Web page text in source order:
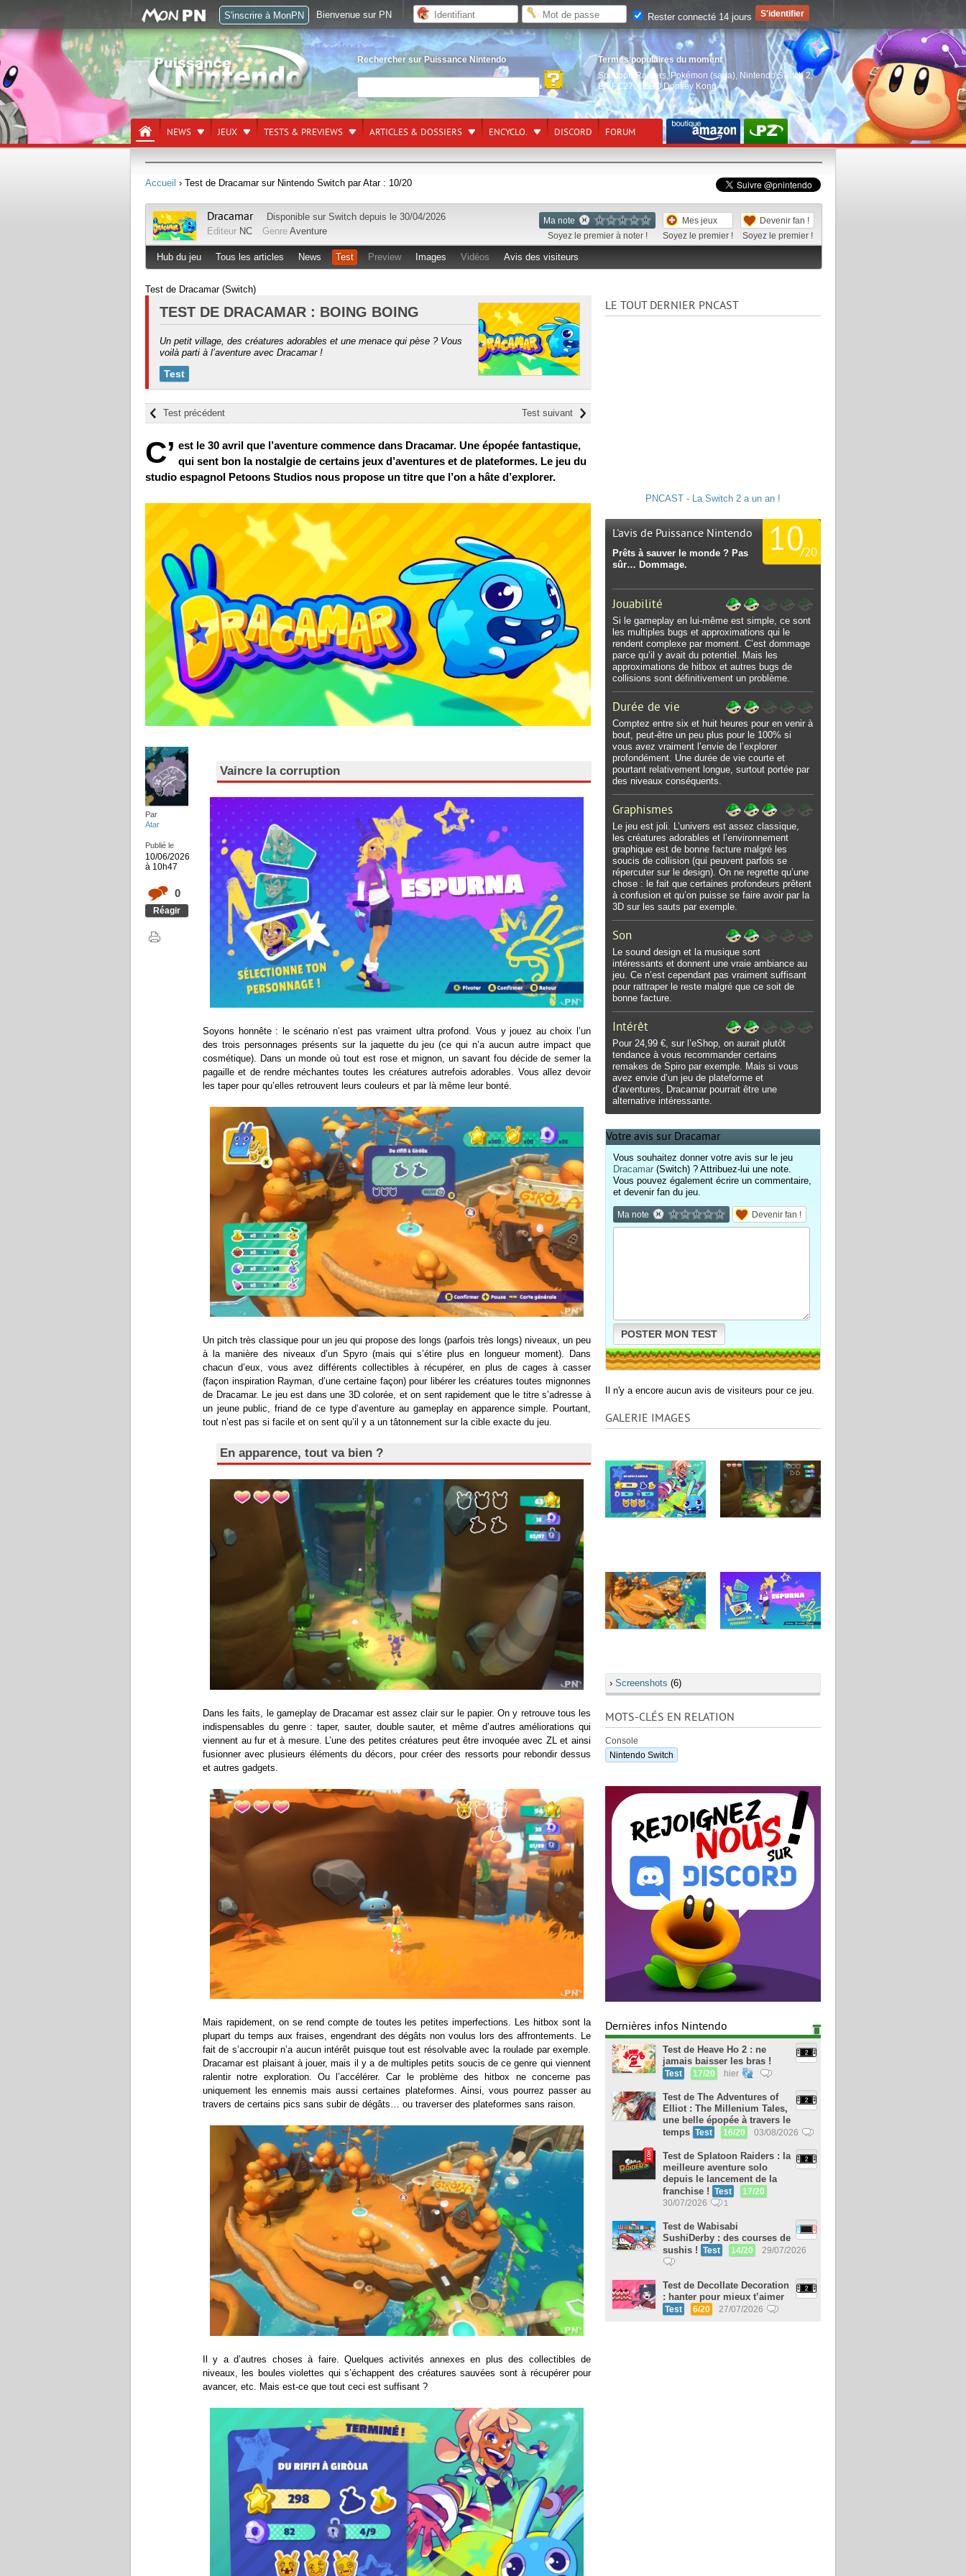
Rechercher sur Puissance Nintendo
Termes populaires du moment
Splatoon Raiders, Pokémon (saga) Nintendo Switch 2,
EA FC27,LEGO Donkey Kong
NEWS JEUX TESTS & PREVIEWS ARTICLES & DOSSIERS ENCYCLO. DISCORD FORUM
Accueil › Test de Dracamar sur Nintendo Switch par Atar : 10/20
Ma note
Soyez le premier à noter !
Mes jeux
Soyez le premier !
Devenir fan !
Soyez le premier !
Dracamar Disponible sur Switch depuis le 30/04/2026
Editeur NC Genre Aventure
Hub du jeu Tous les articles News Test Preview Images Vidéos Avis des visiteurs
Test de Dracamar (Switch)
TEST DE DRACAMAR : BOING BOING
Un petit village, des créatures adorables et une menace qui pèse ? Vous
voilà parti à l’aventure avec Dracamar !
Test
Test suivant
Test précédent
C’ est le 30 avril que l’aventure commence dans Dracamar. Une épopée fantastique,
qui sent bon la nostalgie de certains jeux d’aventures et de plateformes. Le jeu du
studio espagnol Petoons Studios nous propose un titre que l’on a hâte d’explorer.
Par
Atar
Publié le
10/06/2026
à 10h47
0
Réagir
Vaincre la corruption
Soyons honnête : le scénario n’est pas vraiment ultra profond. Vous y jouez au choix l’un
des trois personnages présents sur la jaquette du jeu (ce qui n’a aucun autre impact que
cosmétique). Dans un monde où tout est rose et mignon, un savant fou décide de semer la
pagaille et de rendre méchantes toutes les créatures autrefois adorables. Vous allez devoir
les taper pour qu’elles retrouvent leurs couleurs et par là même leur bonté.
Un pitch très classique pour un jeu qui propose des longs (parfois très longs) niveaux, un peu
à la manière des niveaux d’un Spyro (mais qui s’étire plus en longueur moment). Dans
chacun d’eux, vous avez différents collectibles à récupérer, en plus de cages à casser
(façon inspiration Rayman, d’une certaine façon) pour libérer les créatures toutes mignonnes
de Dracamar. Le jeu est dans une 3D colorée, et on sent rapidement que le titre s’adresse à
un jeune public, friand de ce type d’aventure au gameplay en apparence simple. Pourtant,
tout n’est pas si facile et on sent qu’il y a un tâtonnement sur la cible exacte du jeu.
En apparence, tout va bien ?
Dans les faits, le gameplay de Dracamar est assez clair sur le papier. On y retrouve tous les
indispensables du genre : taper, sauter, double sauter, et même d’autres améliorations qui
viennent au fur et à mesure. L’une des petites créatures peut être invoquée avec ZL et ainsi
fusionner avec plusieurs éléments du décors, pour créer des ressorts pour rebondir dessus
et autres gadgets.
Mais rapidement, on se rend compte de toutes les petites imperfections. Les hitbox sont la
plupart du temps aux fraises, engendrant des dégâts non voulus lors des affrontements. Le
fait de s’accroupir n’a aucun intérêt puisque tout est résolvable avec la roulade par exemple.
Dracamar est plaisant à jouer, mais il y a de multiples petits soucis de ce genre qui viennent
ralentir notre exploration. Ou l’accélérer. Car le problème des hitbox ne concerne pas
uniquement les ennemis mais aussi certaines plateformes. Ainsi, vous pourrez passer au
travers de certains pics sans subir de dégâts… ou traverser des plateformes sans raison.
Il y a d’autres choses à faire. Quelques activités annexes en plus des collectibles de
niveaux, les boules violettes qui s’échappent des créatures sauvées sont à récupérer pour
avancer, etc. Mais est-ce que tout ceci est suffisant ?
LE TOUT DERNIER PNCAST
PNCAST - La Switch 2 a un an !
10
/20
L'avis de Puissance Nintendo
Prêts à sauver le monde ? Pas
sûr… Dommage.
Jouabilité
Si le gameplay en lui-même est simple, ce sont
les multiples bugs et approximations qui le
rendent complexe par moment. C’est dommage
parce qu’il y avait du potentiel. Mais les
approximations de hitbox et autres bugs de
collisions sont définitivement un problème.
Durée de vie
Comptez entre six et huit heures pour en venir à
bout, peut-être un peu plus pour le 100% si
vous avez vraiment l’envie de l’explorer
profondément. Une durée de vie courte et
pourtant relativement longue, surtout portée par
des niveaux conséquents.
Graphismes
Le jeu est joli. L’univers est assez classique,
les créatures adorables et l’environnement
graphique est de bonne facture malgré les
soucis de collision (qui peuvent parfois se
répercuter sur le design). On ne regrette qu’une
chose : le fait que certaines profondeurs prêtent
à confusion et qu’on puisse se faire avoir par la
3D sur les sauts par exemple.
Son
Le sound design et la musique sont
intéressants et donnent une vraie ambiance au
jeu. Ce n’est cependant pas vraiment suffisant
pour rattraper le reste malgré que ce soit de
bonne facture.
Intérêt
Pour 24,99 €, sur l’eShop, on aurait plutôt
tendance à vous recommander certains
remakes de Spiro par exemple. Mais si vous
avez envie d’un jeu de plateforme et
d’aventures, Dracamar pourrait être une
alternative intéressante.
Votre avis sur Dracamar
Vous souhaitez donner votre avis sur le jeu
Dracamar (Switch) ? Attribuez-lui une note.
Vous pouvez également écrire un commentaire,
et devenir fan du jeu.
Ma note Devenir fan !
POSTER MON TEST
Il n'y a encore aucun avis de visiteurs pour ce jeu.
GALERIE IMAGES
› Screenshots (6)
MOTS-CLÉS EN RELATION
Console
Nintendo Switch
Dernières infos Nintendo
Test de Heave Ho 2 : ne
jamais baisser les bras !
Test 17/20 hier
Test de The Adventures of
Elliot : The Millenium Tales,
une belle épopée à travers le
temps Test 16/20 03/08/2026
Test de Splatoon Raiders : la
meilleure aventure solo
depuis le lancement de la
franchise !
Test
17/20
30/07/2026
1
Test de Wabisabi
SushiDerby : des courses de
sushis !
Test 14/20 29/07/2026
Test de Decollate Decoration
: hanter pour mieux t’aimer
Test 6/20 27/07/2026
S'inscrire à MonPN Bienvenue sur PN Rester connecté 14 jours